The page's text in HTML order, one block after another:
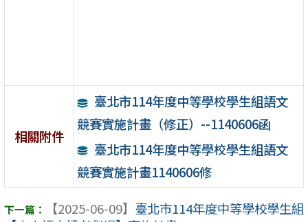
相關附件
臺北市114年度中等學校學生組語文
競賽實施計畫（修正）--1140606函
臺北市114年度中等學校學生組語文
競賽實施計畫1140606修
【2025-06-09】 臺北市114年度中等學校學生組